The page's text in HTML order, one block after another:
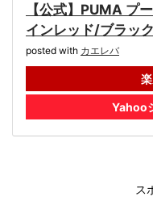
【公式】PUMA プ
インレッド/ブラック
posted with カエレバ
Yahoo
ス